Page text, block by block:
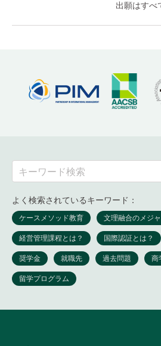
出願はすべ
よく検索されているキーワード：